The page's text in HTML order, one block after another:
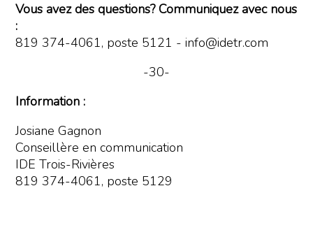
Vous avez des questions? Communiquez avec nous
:
819 374-4061, poste 5121 - info@idetr.com
-30-
Information :
Josiane Gagnon
Conseillère en communication
IDE Trois-Rivières
819 374-4061, poste 5129